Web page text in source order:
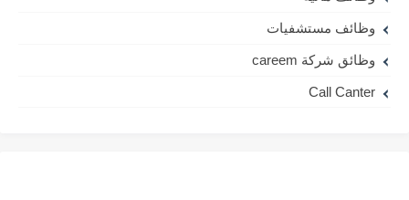
وظائف مستشفيات
وظائق شركة careem
Call Canter